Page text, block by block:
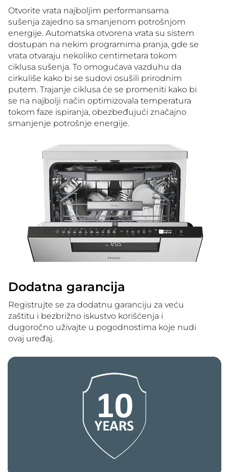
Otvorite vrata najboljim performansama
sušenja zajedno sa smanjenom potrošnjom
energije. Automatska otvorena vrata su sistem
dostupan na nekim programima pranja, gde se
vrata otvaraju nekoliko centimetara tokom
ciklusa sušenja. To omogućava vazduhu da
cirkuliše kako bi se sudovi osušili prirodnim
putem. Trajanje ciklusa će se promeniti kako bi
se na najbolji način optimizovala temperatura
tokom faze ispiranja, obezbeđujući značajno
smanjenje potrošnje energije.
Dodatna garancija
Registrujte se za dodatnu garanciju za veću
zaštitu i bezbrižno iskustvo korišćenja i
dugoročno uživajte u pogodnostima koje nudi
ovaj uređaj.